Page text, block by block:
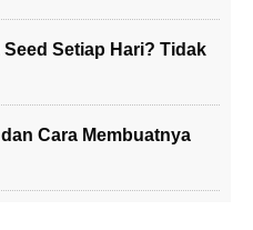
Setiap Hari? Tidak
Cara Membuatnya